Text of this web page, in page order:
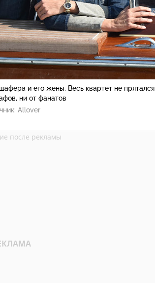
и его жены. Весь квартет не прятался
ни от фанатов
Allover